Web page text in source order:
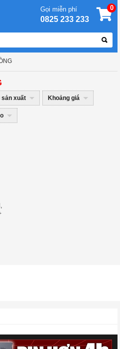
Gọi miễn phí
0825 233 233
0
sản xuất Khoảng giá